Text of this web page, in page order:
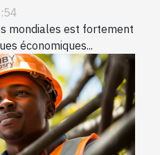
mondiales est fortement
économiques...